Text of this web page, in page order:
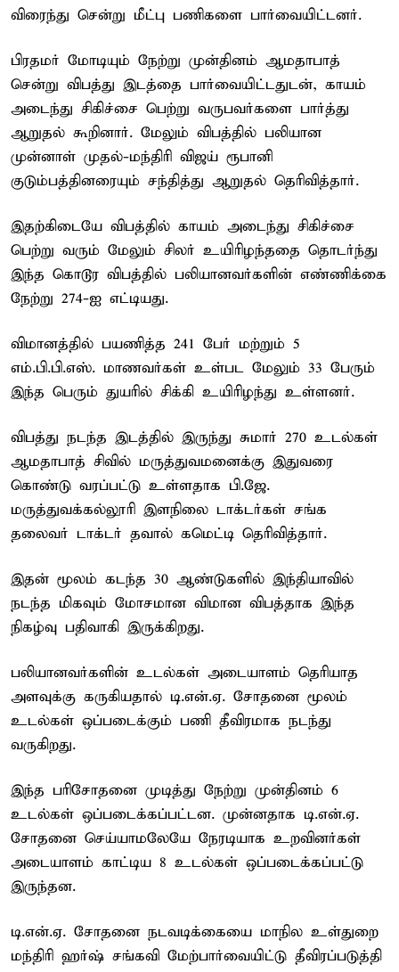
விரைந்து சென்று மீட்பு பணிகளை பார்வையிட்டனர்.
பிரதமர் மோடியும் நேற்று முன்தினம் ஆமதாபாத்
சென்று விபத்து இடத்தை பார்வையிட்டதுடன், காயம்
அடைந்து சிகிச்சை பெற்று வருபவர்களை பார்த்து
ஆறுதல் கூறினார். மேலும் விபத்தில் பலியான
முன்னாள் முதல்-மந்திரி விஜய் ரூபானி
குடும்பத்தினரையும் சந்தித்து ஆறுதல் தெரிவித்தார்.
இதற்கிடையே விபத்தில் காயம் அடைந்து சிகிச்சை
பெற்று வரும் மேலும் சிலர் உயிரிழந்ததை தொடர்ந்து
இந்த கொடூர விபத்தில் பலியானவர்களின் எண்ணிக்கை
நேற்று 274-ஐ எட்டியது.
விமானத்தில் பயணித்த 241 பேர் மற்றும் 5
எம்.பி.பி.எஸ். மாணவர்கள் உள்பட மேலும் 33 பேரும்
இந்த பெரும் துயரில் சிக்கி உயிரிழந்து உள்ளனர்.
விபத்து நடந்த இடத்தில் இருந்து சுமார் 270 உடல்கள்
ஆமதாபாத் சிவில் மருத்துவமனைக்கு இதுவரை
கொண்டு வரப்பட்டு உள்ளதாக பி.ஜே.
மருத்துவக்கல்லூரி இளநிலை டாக்டர்கள் சங்க
தலைவர் டாக்டர் தவால் கமெட்டி தெரிவித்தார்.
இதன் மூலம் கடந்த 30 ஆண்டுகளில் இந்தியாவில்
நடந்த மிகவும் மோசமான விமான விபத்தாக இந்த
நிகழ்வு பதிவாகி இருக்கிறது.
பலியானவர்களின் உடல்கள் அடையாளம் தெரியாத
அளவுக்கு கருகியதால் டி.என்.ஏ. சோதனை மூலம்
உடல்கள் ஒப்படைக்கும் பணி தீவிரமாக நடந்து
வருகிறது.
இந்த பரிசோதனை முடித்து நேற்று முன்தினம் 6
உடல்கள் ஒப்படைக்கப்பட்டன. முன்னதாக டி.என்.ஏ.
சோதனை செய்யாமலேயே நேரடியாக உறவினர்கள்
அடையாளம் காட்டிய 8 உடல்கள் ஒப்படைக்கப்பட்டு
இருந்தன.
டி.என்.ஏ. சோதனை நடவடிக்கையை மாநில உள்துறை
மந்திரி ஹர்ஷ் சங்கவி மேற்பார்வையிட்டு தீவிரப்படுத்தி